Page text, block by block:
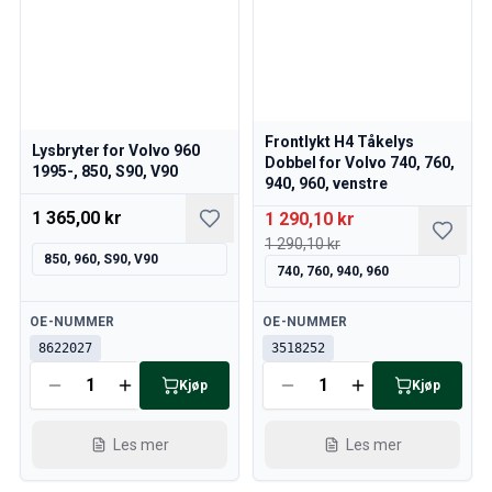
850 Kraftoverføring
850 Motordeler
850 Varmeanlegg
Øvrig 850
Reservedeler til 940/960
Drivstoff & Eksos
Felger & Dekk
Lysbryter for Volvo 960
1995-, 850, S90, V90
1 365,00 kr
850, 960, S90, V90
Tilgjengelig
OE-NUMMER
8622027
Kjøp
Les mer
Frontlykt H4 Tåkelys
Dobbel for Volvo 740, 760,
940, 960, venstre
1 290,10 kr
1 290,10 kr
740, 760, 940, 960
Tilgjengelig
OE-NUMMER
3518252
Kjøp
Les mer